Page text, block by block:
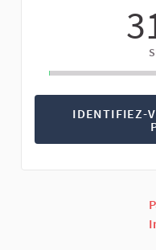
IDENTIFIEZ-